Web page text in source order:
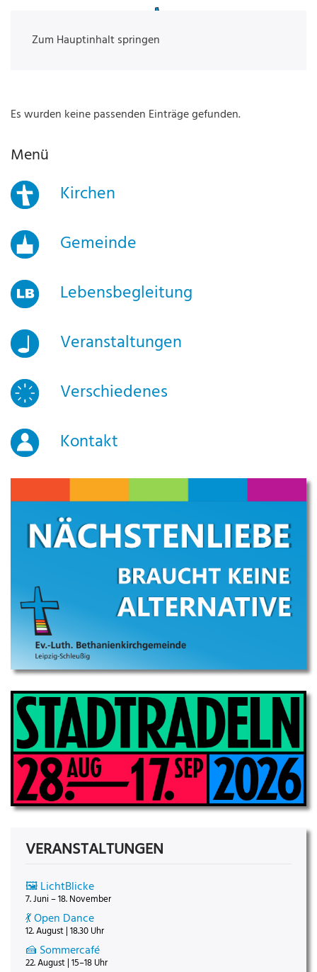
Zum Hauptinhalt springen
Es wurden keine passenden Einträge gefunden.
Menü
Kirchen
Gemeinde
Lebensbegleitung
Veranstaltungen
Verschiedenes
Kontakt
VERANSTALTUNGEN
🖼️ LichtBlicke
7. Juni – 18. November
💃 Open Dance
12. August | 18.30 Uhr
🍰 Sommercafé
22. August | 15–18 Uhr